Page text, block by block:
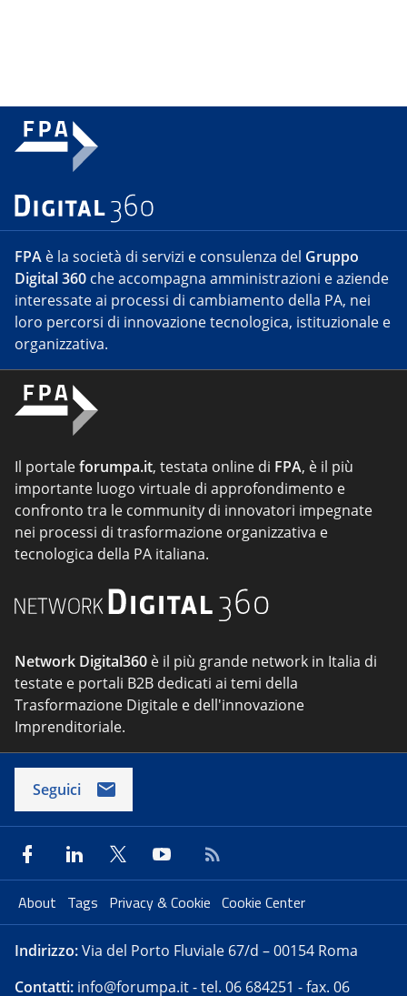
FPA è la società di servizi e consulenza del Gruppo
Digital 360 che accompagna amministrazioni e aziende
interessate ai processi di cambiamento della PA, nei
loro percorsi di innovazione tecnologica, istituzionale e
organizzativa.
Il portaleforumpa.it, testata online di FPA, è il più
importante luogo virtuale di approfondimento e
confronto tra le community di innovatori impegnate
nei processi di trasformazione organizzativa e
tecnologica della PA italiana.
Network Digital360 è il più grande network in Italia di
testate e portali B2B dedicati ai temi della
Trasformazione Digitale e dell'innovazione
Imprenditoriale.
Seguici
About Tags Privacy & Cookie Cookie Center
Indirizzo:Via del Porto Fluviale 67/d – 00154 Roma
Contatti: info@forumpa.it- tel. 06 684251 - fax. 06